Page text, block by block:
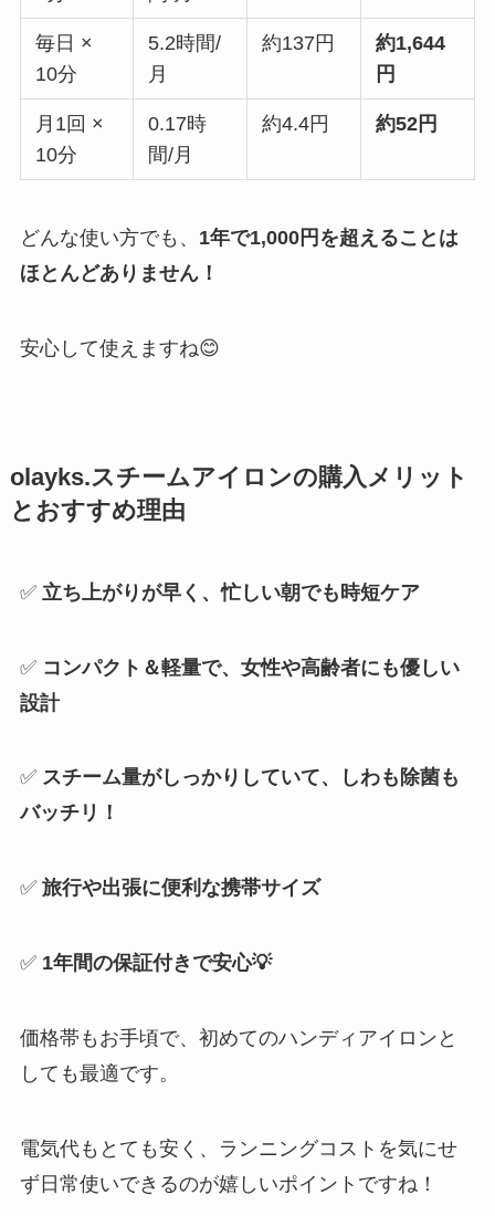
毎日 ×
10分
5.2時間/
月
約137円
約1,644
円
月1回 ×
10分
0.17時
間/月
約4.4円 約52円
どんな使い方でも、 1年で1,000円を超えることは
ほとんどありません！
安心して使えますね😊
olayks.スチームアイロンの購入メリット
とおすすめ理由
✅ 立ち上がりが早く、忙しい朝でも時短ケア
✅ コンパクト＆軽量で、女性や高齢者にも優しい
設計
✅ スチーム量がしっかりしていて、しわも除菌も
バッチリ！
✅ 旅行や出張に便利な携帯サイズ
✅ 1年間の保証付きで安心💡
価格帯もお手頃で、初めてのハンディアイロンと
しても最適です。
電気代もとても安く、ランニングコストを気にせ
ず日常使いできるのが嬉しいポイントですね！